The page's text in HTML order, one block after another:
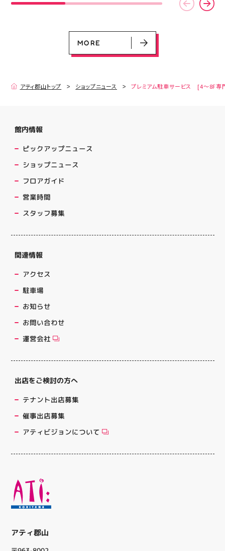
MORE
MORE
アティ郡山トップ ショップニュース プレミアム駐車サービス [4～8F専
アティ郡山
館内情報
ピックアップニュース
ショップニュース
フロアガイド
営業時間
スタッフ募集
関連情報
アクセス
駐車場
お知らせ
お問い合わせ
運営会社
出店をご検討の方へ
テナント出店募集
催事出店募集
アティビジョンについて